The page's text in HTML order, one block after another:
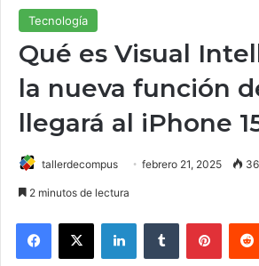
Tecnología
Qué es Visual
la nueva función
llegará al iPhone
tallerdecompus febrero 21, 2025
2 minutos de lectura